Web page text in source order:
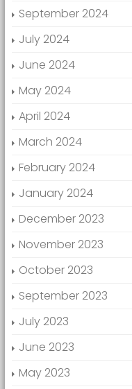
September 2024
July 2024
June 2024
May 2024
April 2024
March 2024
February 2024
January 2024
December 2023
November 2023
October 2023
September 2023
July 2023
June 2023
May 2023